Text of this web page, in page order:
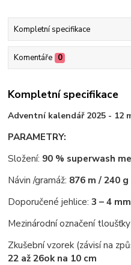
Kompletní specifikace
Komentáře 0
Kompletní specifikace
Adventní kalendář 2025 - 12
PARAMETRY:
Složení: 90 % superwash
Návin /gramáž: 876 m / 240 g
Doporučené jehlice:3 – 4 mm
Mezinárodní označení
Zkušební vzorek (závisí na
22 až 26ok na 10 cm